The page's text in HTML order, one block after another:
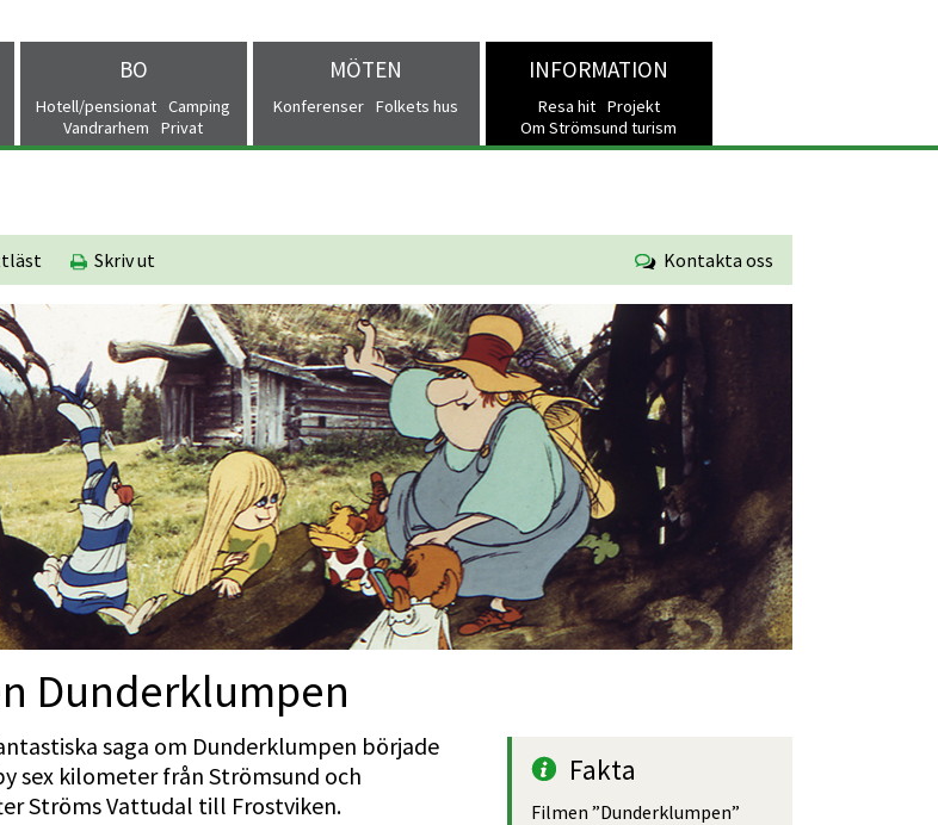
BO
Hotell/pensionat Camping
Vandrarhem
Privat
MÖTEN
Konferenser Folkets hus
INFORMATION
Resa hit Projekt
Om Strömsund turism
Skriv ut Kontakta oss
Dunder­klumpen
saga om Dunderklumpen började
sex kilometer från Strömsund och
Ströms Vattudal till Frostviken.
Fakta
Filmen ”Dunderklumpen”